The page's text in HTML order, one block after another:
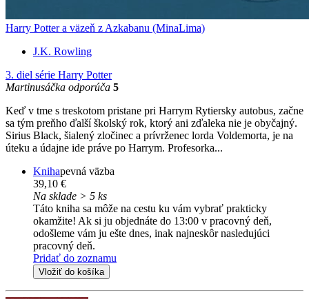
Harry Potter a väzeň z Azkabanu (MinaLima)
J.K. Rowling
3. diel série Harry Potter
Martinusáčka odporúča 5
Keď v tme s treskotom pristane pri Harrym Rytiersky autobus, začne
sa tým preňho ďalší školský rok, ktorý ani zďaleka nie je obyčajný.
Sirius Black, šialený zločinec a prívrženec lorda Voldemorta, je na
úteku a údajne ide práve po Harrym. Profesorka...
Knihapevná väzba
39,10 €
Na sklade > 5 ks
Táto kniha sa môže na cestu ku vám vybrať prakticky
okamžite! Ak si ju objednáte do 13:00 v pracovný deň,
odošleme vám ju ešte dnes, inak najneskôr nasledujúci
pracovný deň.
Pridať do zoznamu
Vložiť do košíka